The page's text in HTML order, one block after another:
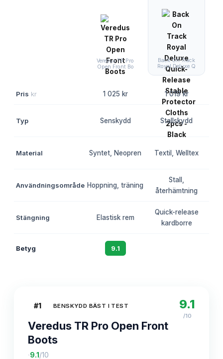
Veredus TR Pro
Open Front Bo
Back On Track
Royal Deluxe Q
Pris kr 1 025 kr 1 019 kr
Typ Senskydd Stallskydd
Material Syntet, Neopren Textil, Welltex
Användningsområde Hoppning, träning
Stall,
återhämtning
Stängning Elastisk rem
Quick-release
kardborre
Betyg 9.1
#1 BENSKYDD BÄST I TEST
Veredus TR Pro Open Front
Boots
·9.1 /10
9.1
/10